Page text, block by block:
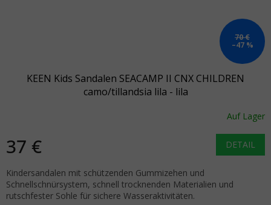
70 €
–47 %
KEEN Kids Sandalen SEACAMP II CNX CHILDREN
camo/tillandsia lila - lila
Auf Lager
37 € DETAIL
Kindersandalen mit schützenden Gummizehen und
Schnellschnürsystem, schnell trocknenden Materialien und
rutschfester Sohle für sichere Wasseraktivitäten.